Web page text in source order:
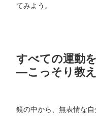
てみよう。
すべての運動
―こっそり教
鏡の中から、無表情な